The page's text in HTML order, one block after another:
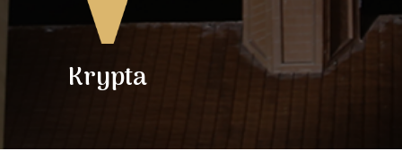
Krypta